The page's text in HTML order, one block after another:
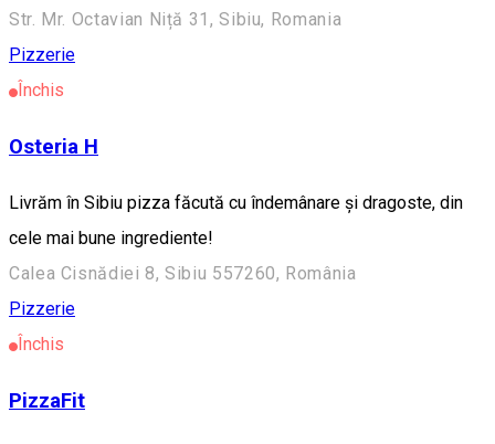
Str. Mr. Octavian Niță 31, Sibiu, Romania
Pizzerie
Închis
Osteria H
Livrăm în Sibiu pizza făcută cu îndemânare și dragoste, din
cele mai bune ingrediente!
Calea Cisnădiei 8, Sibiu 557260, România
Pizzerie
Închis
PizzaFit